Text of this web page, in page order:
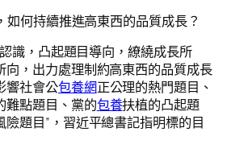
如何持續推進高東西的品質成長？
識，凸起題目導向，繚繞成長所
向，出力處理制約高東西的品質成長
響社會公包養網正公理的熱門題目、
難點題目、黨的包養扶植的凸起題
險題目”，習近平總書記指明標的目